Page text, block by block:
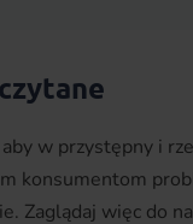
w przystępny i
konsumentom
Zaglądaj więc do